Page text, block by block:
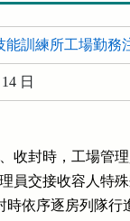
能訓練所工場勤務
日
收封時，工場管
理員交接收容人特
封時依序逐房列隊